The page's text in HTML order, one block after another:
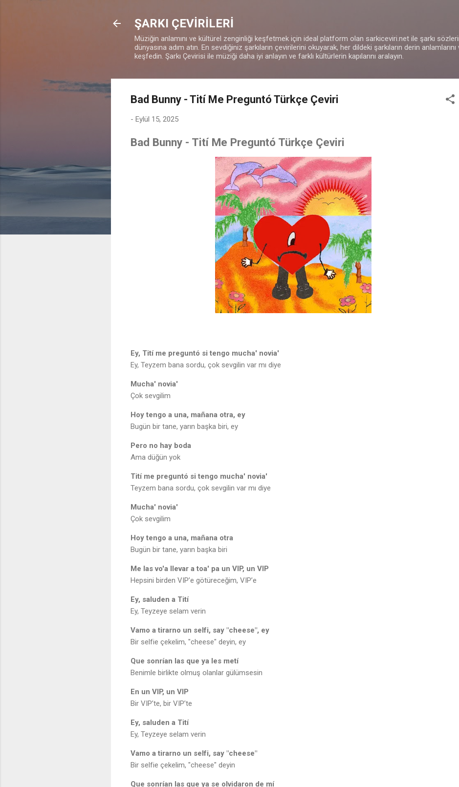
ŞARKI ÇEVİRİLERİ
Müziğin anlamını ve kültürel zenginliği keşfetmek için ideal platform olan sarkiceviri.net ile şarkı
dünyasına adım atın. En sevdiğiniz şarkıların çevirilerini okuyarak, her dildeki şarkıların derin anlamlarını
keşfedin. Şarkı Çevirisi ile müziği daha iyi anlayın ve farklı kültürlerin kapılarını aralayın.
Bad Bunny - Tití Me Preguntó Türkçe Çeviri
- Eylül 15, 2025
Bad Bunny - Tití Me Preguntó Türkçe Çeviri
Ey, Tití me preguntó si tengo mucha' novia'
Ey, Teyzem bana sordu, çok sevgilin var mı diye
Mucha' novia'
Çok sevgilim
Hoy tengo a una, mañana otra, ey
Bugün bir tane, yarın başka biri, ey
Pero no hay boda
Ama düğün yok
Tití me preguntó si tengo mucha' novia'
Teyzem bana sordu, çok sevgilin var mı diye
Mucha' novia'
Çok sevgilim
Hoy tengo a una, mañana otra
Bugün bir tane, yarın başka biri
Me las vo'a llevar a toa' pa un VIP, un VIP
Hepsini birden VIP’e götüreceğim, VIP’e
Ey, saluden a Tití
Ey, Teyzeye selam verin
Vamo a tirarno un selfi, say "cheese", ey
Bir selfie çekelim, "cheese" deyin, ey
Que sonrían las que ya les metí
Benimle birlikte olmuş olanlar gülümsesin
En un VIP, un VIP
Bir VIP’te, bir VIP’te
Ey, saluden a Tití
Ey, Teyzeye selam verin
Vamo a tirarno un selfi, say "cheese"
Bir selfie çekelim, "cheese" deyin
Que sonrían las que ya se olvidaron de mí